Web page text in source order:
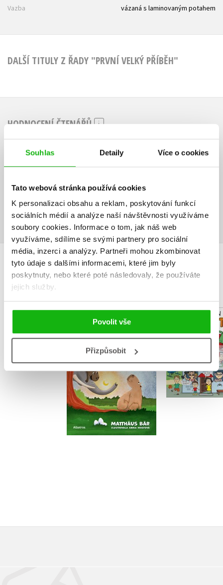
Souhlas Detaily Více o cookies
Tato webová stránka používá cookies
K personalizaci obsahu a reklam, poskytování funkcí
sociálních médií a analýze naší návštěvnosti využíváme
soubory cookies. Informace o tom, jak náš web
využíváme, sdílíme se svými partnery pro sociální
média, inzerci a analýzy. Partneři mohou zkombinovat
tyto údaje s dalšími informacemi, které jim byly
poskytnuty, nebo které poté následovaly, že používáte
jejich služby.
Povolit vše
Přizpůsobit
Vazba
vázaná s laminovaným potahem
DALŠÍ TITULY Z ŘADY "PRVNÍ VELKÝ PŘÍBĚH"
HODNOCENÍ ČTENÁŘŮ
Uživatelskou recenzi mohou vkládat pouze registrovaní uživatelé
Přihlásit
MOHLO BY VÁS TAKÉ ZAJÍMAT
Kapybary řeší
záhadu
Matthäus Bär
Do košíku
299 Kč
239 Kč
Pavlína